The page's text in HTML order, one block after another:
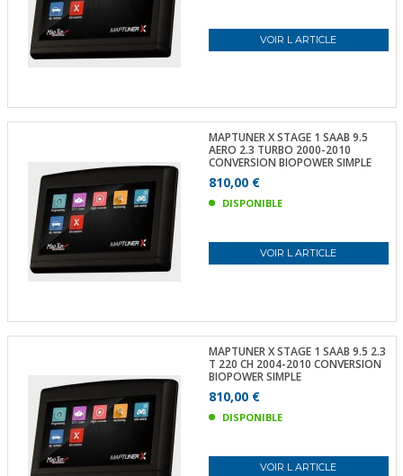
VOIR L ARTICLE
MAPTUNER X STAGE 1 SAAB 9.5
AERO 2.3 TURBO 2000-2010
CONVERSION BIOPOWER SIMPLE
810,00 €
DISPONIBLE
VOIR L ARTICLE
MAPTUNER X STAGE 1 SAAB 9.5 2.3
T 220 CH 2004-2010 CONVERSION
BIOPOWER SIMPLE
810,00 €
DISPONIBLE
VOIR L ARTICLE